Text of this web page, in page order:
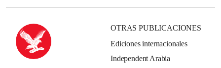
OTRAS PUBLICACIONES
Ediciones internacionales
Independent Arabia